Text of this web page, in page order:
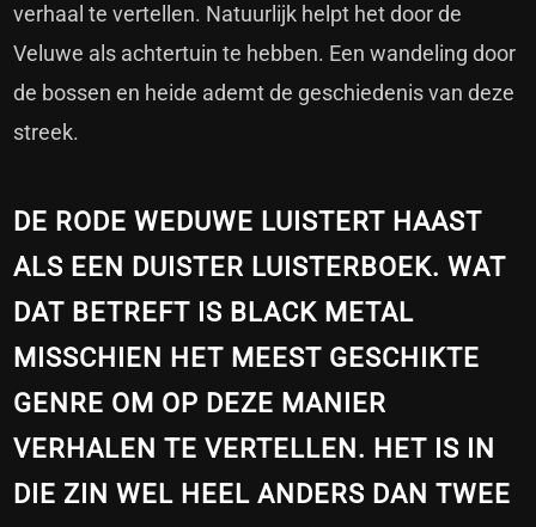
verhaal te vertellen. Natuurlijk helpt het door de
Veluwe als achtertuin te hebben. Een wandeling door
de bossen en heide ademt de geschiedenis van deze
streek.
DE RODE WEDUWE LUISTERT HAAST
ALS EEN DUISTER LUISTERBOEK. WAT
DAT BETREFT IS BLACK METAL
MISSCHIEN HET MEEST GESCHIKTE
GENRE OM OP DEZE MANIER
VERHALEN TE VERTELLEN. HET IS IN
DIE ZIN WEL HEEL ANDERS DAN TWEE